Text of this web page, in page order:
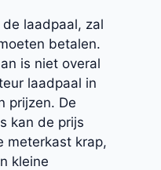
laadpaal, zal
betalen.
is niet overal
laadpaal in
prijzen. De
kan de prijs
meterkast krap,
kleine